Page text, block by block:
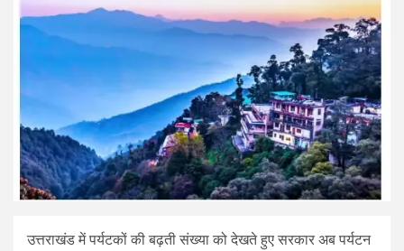
उत्तराखंड में पर्यटकों की बढ़ती संख्या को देखते हुए सरकार अब पर्यटन